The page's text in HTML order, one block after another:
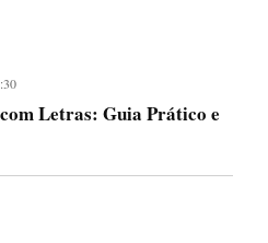
Letras: Guia Prático e